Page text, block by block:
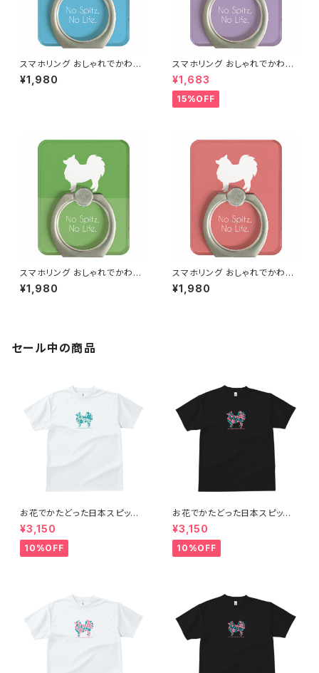
スマホリング おしゃれでかわい
い日本スピッツ（ブルー／水色・
濃淡２色）
¥1,980
スマホリング おしゃれでかわい
い日本スピッツ（パープル／紫・
濃淡２色）
¥1,683
15%OFF
スマホリング おしゃれでかわい
い日本スピッツ（グリーン／緑・
濃淡２色）
¥1,980
スマホリング おしゃれでかわい
い日本スピッツ（ピンク・単色）
¥1,980
セール中の商品
お花でかたどった日本スピッツ
のシルエットTシャツ（メンズ：グ
リーン／ホワイト）
¥3,150
10%OFF
お花でかたどった日本スピッツ
のシルエットTシャツ（レディー
ス：ピンク＆グリーン／ブラック）
¥3,150
10%OFF